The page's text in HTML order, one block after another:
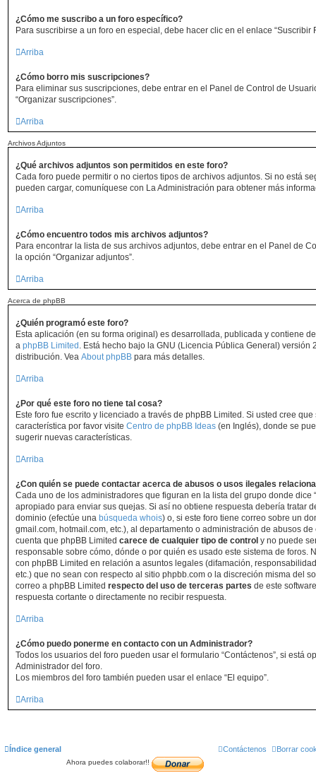
¿Cómo me suscribo a un foro específico?
Para suscribirse a un foro en especial, debe hacer clic en el enlace “Suscribir
Arriba
¿Cómo borro mis suscripciones?
Para eliminar sus suscripciones, debe entrar en el Panel de Control de
“Organizar suscripciones”.
Arriba
Archivos Adjuntos
¿Qué archivos adjuntos son permitidos en este foro?
Cada foro puede permitir o no ciertos tipos de archivos adjuntos. Si no está
pueden cargar, comuníquese con La Administración para obtener más
Arriba
¿Cómo encuentro todos mis archivos adjuntos?
Para encontrar la lista de sus archivos adjuntos, debe entrar en el Panel de
la opción “Organizar adjuntos”.
Arriba
Acerca de phpBB
¿Quién programó este foro?
Esta aplicación (en su forma original) es desarrollada, publicada y contiene
a phpBB Limited . Está hecho bajo la GNU (Licencia Pública General) versión
distribución. Vea About phpBB para más detalles.
Arriba
¿Por qué este foro no tiene tal cosa?
Este foro fue escrito y licenciado a través de phpBB Limited. Si usted cree
característica por favor visite Centro de phpBB Ideas (en Inglés), donde se
sugerir nuevas características.
Arriba
¿Con quién se puede contactar acerca de abusos o usos ilegales
Cada uno de los administradores que figuran en la lista del grupo donde dice
apropiado para enviar sus quejas. Si así no obtiene respuesta debería tratar
dominio (efectúe una búsqueda whois) o, si este foro tiene correo sobre un
gmail.com, hotmail.com, etc.), al departamento o administración de abusos
cuenta que phpBB Limited carece de cualquier tipo de control y no puede
responsable sobre cómo, dónde o por quién es usado este sistema de foros.
con phpBB Limited en relación a asuntos legales (difamación,
etc.) que no sean con respecto al sitio phpbb.com o la discreción misma del
correo a phpBB Limited respecto del uso de terceras partes de este
respuesta cortante o directamente no recibir respuesta.
Arriba
¿Cómo puedo ponerme en contacto con un Administrador?
Todos los usuarios del foro pueden usar el formulario “Contáctenos”, si está
Administrador del foro.
Los miembros del foro también pueden usar el enlace “El equipo”.
Arriba
Índice general Borrar
Contáctenos
Ahora puedes colaborar!!